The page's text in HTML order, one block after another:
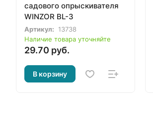
садового опрыскивателя
WINZOR BL-3
Артикул:
13738
Наличие товара уточняйте
29.70 руб.
В корзину